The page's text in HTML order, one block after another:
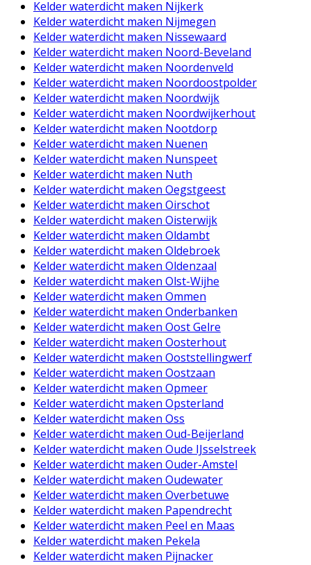
Kelder waterdicht maken Nijkerk
Kelder waterdicht maken Nijmegen
Kelder waterdicht maken Nissewaard
Kelder waterdicht maken Noord-Beveland
Kelder waterdicht maken Noordenveld
Kelder waterdicht maken Noordoostpolder
Kelder waterdicht maken Noordwijk
Kelder waterdicht maken Noordwijkerhout
Kelder waterdicht maken Nootdorp
Kelder waterdicht maken Nuenen
Kelder waterdicht maken Nunspeet
Kelder waterdicht maken Nuth
Kelder waterdicht maken Oegstgeest
Kelder waterdicht maken Oirschot
Kelder waterdicht maken Oisterwijk
Kelder waterdicht maken Oldambt
Kelder waterdicht maken Oldebroek
Kelder waterdicht maken Oldenzaal
Kelder waterdicht maken Olst-Wijhe
Kelder waterdicht maken Ommen
Kelder waterdicht maken Onderbanken
Kelder waterdicht maken Oost Gelre
Kelder waterdicht maken Oosterhout
Kelder waterdicht maken Ooststellingwerf
Kelder waterdicht maken Oostzaan
Kelder waterdicht maken Opmeer
Kelder waterdicht maken Opsterland
Kelder waterdicht maken Oss
Kelder waterdicht maken Oud-Beijerland
Kelder waterdicht maken Oude IJsselstreek
Kelder waterdicht maken Ouder-Amstel
Kelder waterdicht maken Oudewater
Kelder waterdicht maken Overbetuwe
Kelder waterdicht maken Papendrecht
Kelder waterdicht maken Peel en Maas
Kelder waterdicht maken Pekela
Kelder waterdicht maken Pijnacker